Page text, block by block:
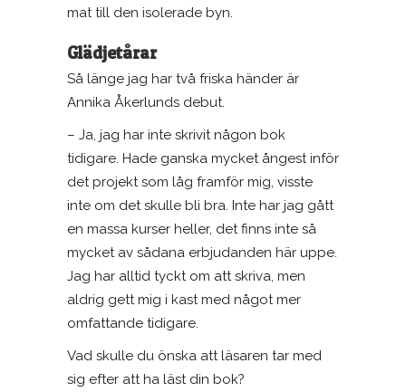
mat till den isolerade byn.
Glädjetårar
Så länge jag har två friska händer är
Annika Åkerlunds debut.
– Ja, jag har inte skrivit någon bok
tidigare. Hade ganska mycket ångest inför
det projekt som låg framför mig, visste
inte om det skulle bli bra. Inte har jag gått
en massa kurser heller, det finns inte så
mycket av sådana erbjudanden här uppe.
Jag har alltid tyckt om att skriva, men
aldrig gett mig i kast med något mer
omfattande tidigare.
Vad skulle du önska att läsaren tar med
sig efter att ha läst din bok?